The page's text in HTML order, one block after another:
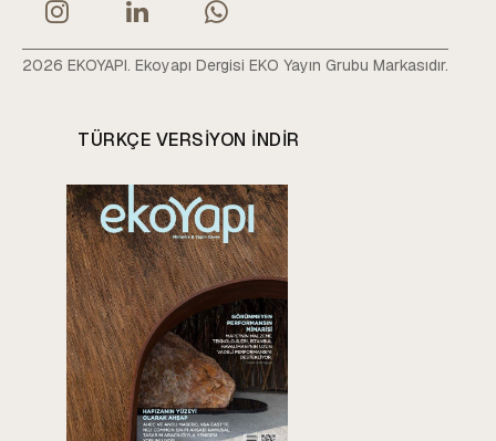
2026 EKOYAPI. Ekoyapı Dergisi EKO Yayın Grubu Markasıdır.
TÜRKÇE VERSIYON INDIR